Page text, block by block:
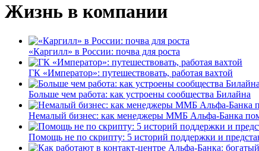
Жизнь в компании
«Каргилл» в России: почва для роста
ГК «Император»: путешествовать, работая вахтой
Больше чем работа: как устроены сообщества Билайна
Немалый бизнес: как менеджеры ММБ Альфа-Банка
Помощь не по скрипту: 5 историй поддержки и